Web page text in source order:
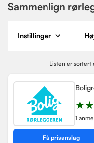
Sammenlign
Instillinger
Listen er sortert
★★
1
Få prisanslag